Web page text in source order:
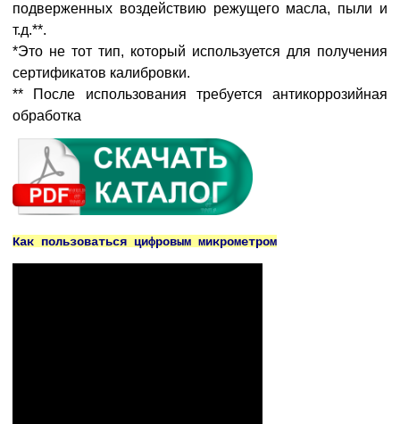
подверженных воздействию режущего масла, пыли и
т.д.**.
*Это не тот тип, который используется для получения
сертификатов калибровки.
** После использования требуется антикоррозийная
обработка
Как пользоваться цифровым микрометром